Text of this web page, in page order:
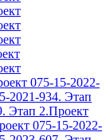
075-15-2022-
2021-934. Этап
Этап 2.Проект
075-15-2022-